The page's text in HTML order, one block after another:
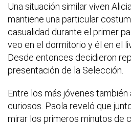
Una situación similar viven
mantiene una particular
casualidad durante el primer
veo en el dormitorio y él en el
Desde entonces decidieron
presentación de la Selección.
Entre los más jóvenes
curiosos. Paola reveló que
mirar los primeros minutos de